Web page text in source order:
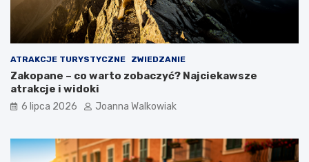
ATRAKCJE TURYSTYCZNE ZWIEDZANIE
Zakopane – co warto zobaczyć? Najciekawsze
atrakcje i widoki
6 lipca 2026 Joanna Walkowiak